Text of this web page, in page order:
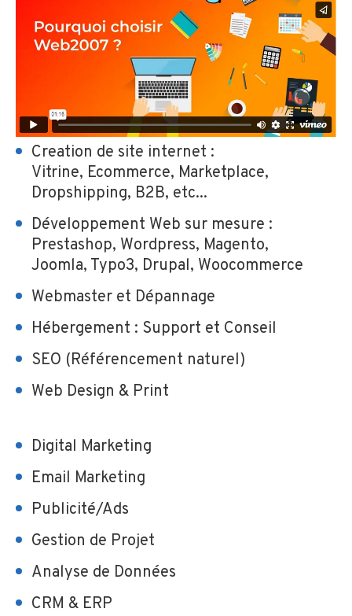
Creation de site internet :
Vitrine, Ecommerce, Marketplace,
Dropshipping, B2B, etc...
Développement Web sur mesure :
Prestashop, Wordpress, Magento,
Joomla, Typo3, Drupal, Woocommerce
Webmaster et Dépannage
Hébergement : Support et Conseil
SEO (Référencement naturel)
Web Design & Print
Digital Marketing
Email Marketing
Publicité/Ads
Gestion de Projet
Analyse de Données
CRM & ERP